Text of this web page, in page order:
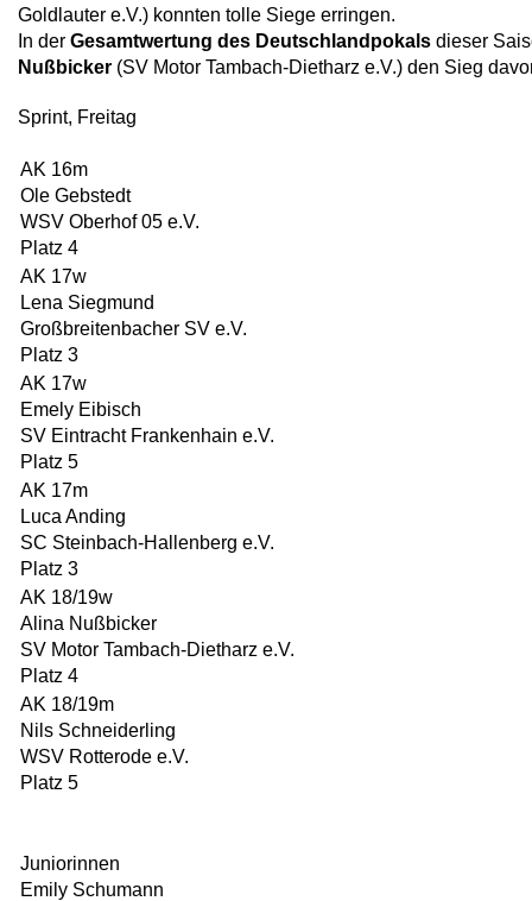
Goldlauter e.V.) konnten tolle Siege erringen.
In der Gesamtwertung des Deutschlandpokals dieser
Nußbicker (SV Motor Tambach-Dietharz e.V.) den Sieg
Sprint, Freitag
AK 16m
Ole Gebstedt
WSV Oberhof 05 e.V.
Platz 4
AK 17w
Lena Siegmund
Großbreitenbacher SV e.V.
Platz 3
AK 17w
Emely Eibisch
SV Eintracht Frankenhain e.V.
Platz 5
AK 17m
Luca Anding
SC Steinbach-Hallenberg e.V.
Platz 3
AK 18/19w
Alina Nußbicker
SV Motor Tambach-Dietharz e.V.
Platz 4
AK 18/19m
Nils Schneiderling
WSV Rotterode e.V.
Platz 5
Juniorinnen
Emily Schumann